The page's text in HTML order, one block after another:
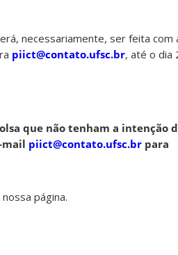
necessariamente, ser feita com
piict@contato.ufsc.br, até o dia
que não tenham a intenção
mail piict@contato.ufsc.br para
página.